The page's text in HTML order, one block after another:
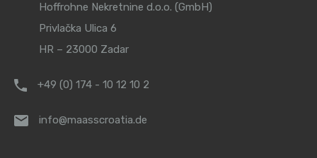
Hoffrohne Nekretnine d.o.o. (GmbH)
Privlačka Ulica 6
HR – 23000 Zadar
+49 (0) 174 - 10 12 10 2
info@maasscroatia.de